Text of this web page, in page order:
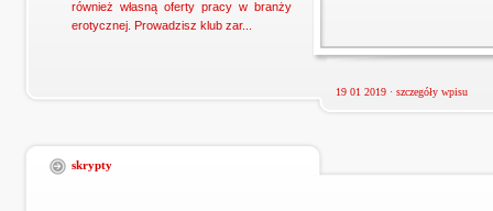
również własną oferty pracy w branży
erotycznej. Prowadzisz klub zar...
19 01 2019 · szczegóły wpisu
skrypty